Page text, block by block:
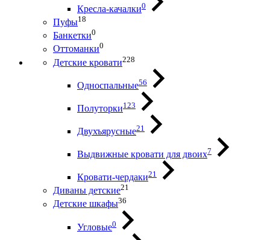
Кресла-качалки0
Пуфы18
Банкетки0
Оттоманки0
Детские кровати228
Односпальные56
Полуторки123
Двухъярусные21
Выдвижные кровати для двоих7
Кровати-чердаки21
Диваны детские21
Детские шкафы36
Угловые0